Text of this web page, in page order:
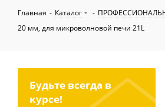
Главная - Каталог -
20 мм, для микроволновой печи 21L
Будьте всегда в
курсе!